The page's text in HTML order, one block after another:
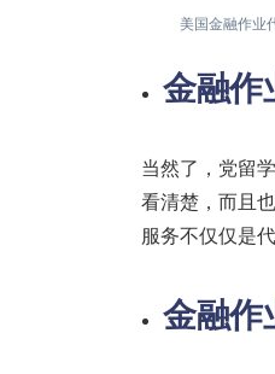
美国金融作业
金融作
当然了，党留
看清楚，而且
服务不仅仅是
金融作